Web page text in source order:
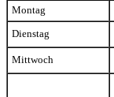
Montag
Dienstag
Mittwoch